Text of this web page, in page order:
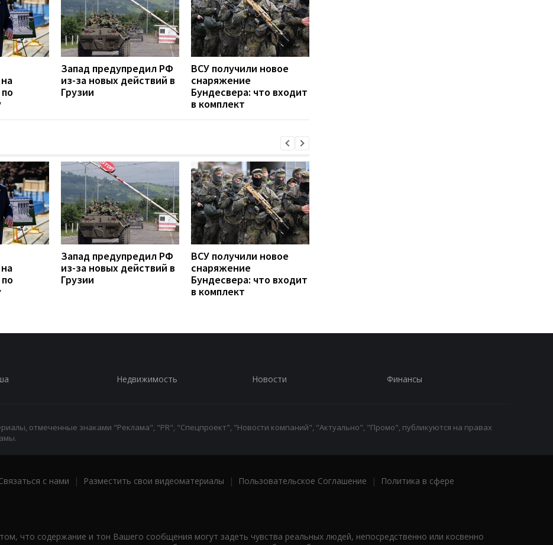
Запад предупредил РФ
из-за новых действий в
Грузии
ВСУ получили новое
снаряжение
Бундесвера: что входит
в комплект
Запад предупредил РФ
из-за новых действий в
Грузии
ВСУ получили новое
снаряжение
Бундесвера: что входит
в комплект
Недвижимость Новости Финансы
отмеченные знаками "Реклама", "PR", "Спецпроект", "Новости компаний", "Актуально", "Промо", публикуются на правах
с нами | Разместить свои видеоматериалы | Пользовательское Соглашение |
Политика в сфере
что содержание и тон Вашего сообщения могут задеть чувства реальных людей, непосредственно или косвенно